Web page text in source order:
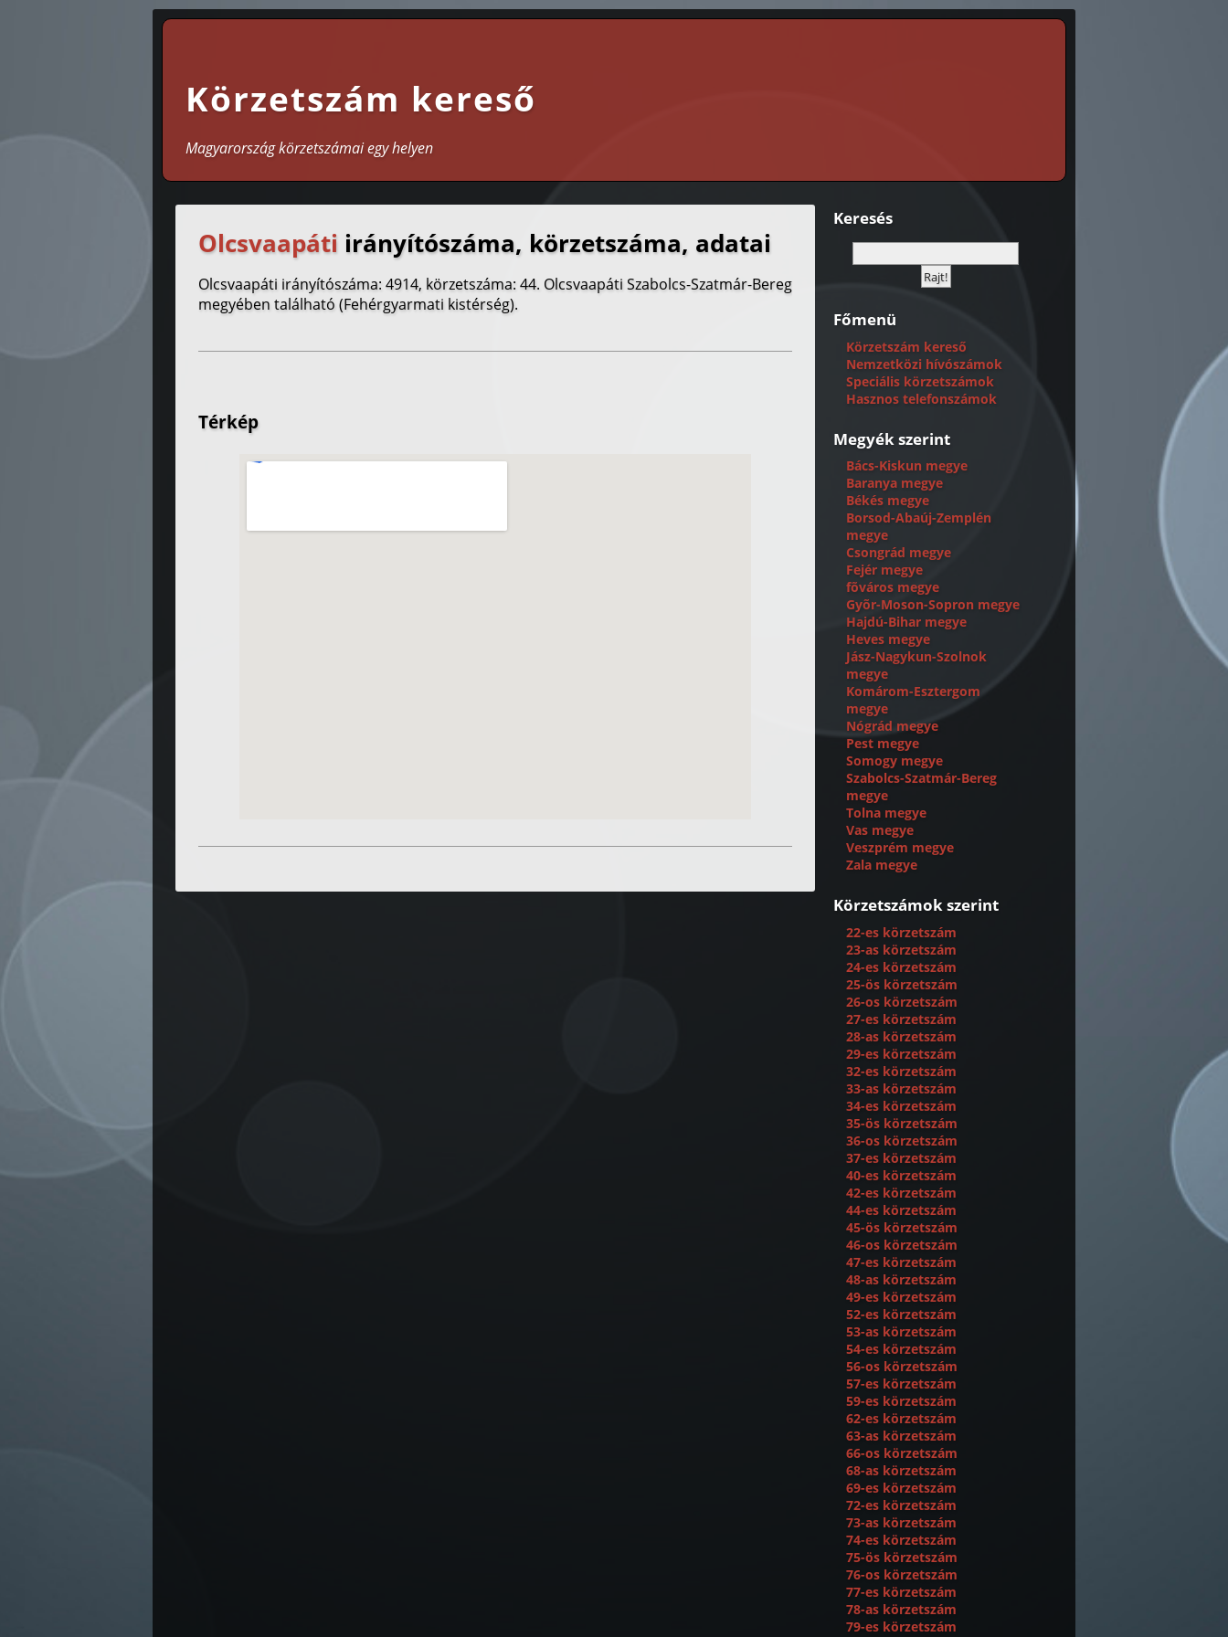
Körzetszám kereső
Magyarország körzetszámai egy helyen
Olcsvaapáti irányítószáma, körzetszáma, adatai
Olcsvaapáti irányítószáma: 4914, körzetszáma: 44. Olcsvaapáti Szabolcs-Szatmár-Bereg
megyében található (Fehérgyarmati kistérség).
Térkép
Keresés
Főmenü
Körzetszám kereső
Nemzetközi hívószámok
Speciális körzetszámok
Hasznos telefonszámok
Megyék szerint
Bács-Kiskun megye
Baranya megye
Békés megye
Borsod-Abaúj-Zemplén
megye
Csongrád megye
Fejér megye
fõváros megye
Gyõr-Moson-Sopron megye
Hajdú-Bihar megye
Heves megye
Jász-Nagykun-Szolnok
megye
Komárom-Esztergom
megye
Nógrád megye
Pest megye
Somogy megye
Szabolcs-Szatmár-Bereg
megye
Tolna megye
Vas megye
Veszprém megye
Zala megye
Körzetszámok szerint
22-es körzetszám
23-as körzetszám
24-es körzetszám
25-ös körzetszám
26-os körzetszám
27-es körzetszám
28-as körzetszám
29-es körzetszám
32-es körzetszám
33-as körzetszám
34-es körzetszám
35-ös körzetszám
36-os körzetszám
37-es körzetszám
40-es körzetszám
42-es körzetszám
44-es körzetszám
45-ös körzetszám
46-os körzetszám
47-es körzetszám
48-as körzetszám
49-es körzetszám
52-es körzetszám
53-as körzetszám
54-es körzetszám
56-os körzetszám
57-es körzetszám
59-es körzetszám
62-es körzetszám
63-as körzetszám
66-os körzetszám
68-as körzetszám
69-es körzetszám
72-es körzetszám
73-as körzetszám
74-es körzetszám
75-ös körzetszám
76-os körzetszám
77-es körzetszám
78-as körzetszám
79-es körzetszám